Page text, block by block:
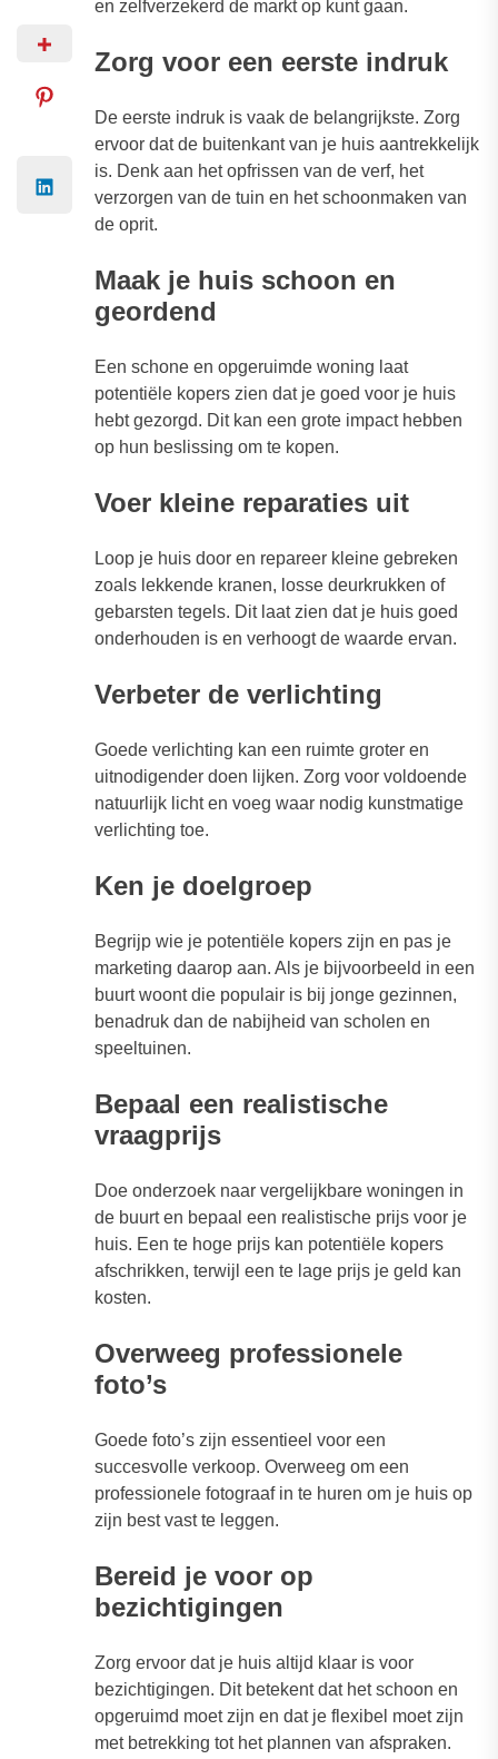
en zelfverzekerd de markt op kunt gaan.
Zorg voor een eerste indruk
De eerste indruk is vaak de belangrijkste. Zorg
ervoor dat de buitenkant van je huis aantrekkelijk
is. Denk aan het opfrissen van de verf, het
verzorgen van de tuin en het schoonmaken van
de oprit.
Maak je huis schoon en
geordend
Een schone en opgeruimde woning laat
potentiële kopers zien dat je goed voor je huis
hebt gezorgd. Dit kan een grote impact hebben
op hun beslissing om te kopen.
Voer kleine reparaties uit
Loop je huis door en repareer kleine gebreken
zoals lekkende kranen, losse deurkrukken of
gebarsten tegels. Dit laat zien dat je huis goed
onderhouden is en verhoogt de waarde ervan.
Verbeter de verlichting
Goede verlichting kan een ruimte groter en
uitnodigender doen lijken. Zorg voor voldoende
natuurlijk licht en voeg waar nodig kunstmatige
verlichting toe.
Ken je doelgroep
Begrijp wie je potentiële kopers zijn en pas je
marketing daarop aan. Als je bijvoorbeeld in een
buurt woont die populair is bij jonge gezinnen,
benadruk dan de nabijheid van scholen en
speeltuinen.
Bepaal een realistische
vraagprijs
Doe onderzoek naar vergelijkbare woningen in
de buurt en bepaal een realistische prijs voor je
huis. Een te hoge prijs kan potentiële kopers
afschrikken, terwijl een te lage prijs je geld kan
kosten.
Overweeg professionele
foto’s
Goede foto’s zijn essentieel voor een
succesvolle verkoop. Overweeg om een
professionele fotograaf in te huren om je huis op
zijn best vast te leggen.
Bereid je voor op
bezichtigingen
Zorg ervoor dat je huis altijd klaar is voor
bezichtigingen. Dit betekent dat het schoon en
opgeruimd moet zijn en dat je flexibel moet zijn
met betrekking tot het plannen van afspraken.